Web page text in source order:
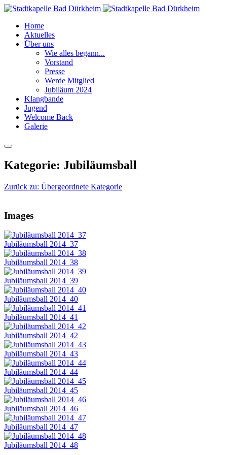
Home
Aktuelles
Über uns
Wie alles begann...
Vorstand
Presse
Werde Mitglied
Jubiläum 2024
Klangbande
Jugend
Welcome Back
Galerie
Kategorie: Jubiläumsball
Zurück zu: Übergeordnete Kategorie
Images
Jubiläumsball 2014_37
Jubiläumsball 2014_38
Jubiläumsball 2014_39
Jubiläumsball 2014_40
Jubiläumsball 2014_41
Jubiläumsball 2014_42
Jubiläumsball 2014_43
Jubiläumsball 2014_44
Jubiläumsball 2014_45
Jubiläumsball 2014_46
Jubiläumsball 2014_47
Jubiläumsball 2014_48